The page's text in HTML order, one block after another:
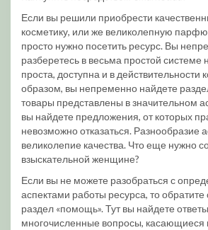
Если вы решили приобрести
косметику, или же великолепную
просто нужно посетить ресурс. Вы
разберетесь в весьма простой системе
проста, доступна и в
образом, вы непременно найдете
товары представлены в значительном
вы найдете предложения, от которых
невозможно отказаться. Разнообразие
великолепие качества. Что еще нужно
взыскательной женщине?
Если вы не можете разобраться с
аспектами работы ресурса, то
раздел «помощь». Тут вы найдете
многочисленные вопросы, касающиеся